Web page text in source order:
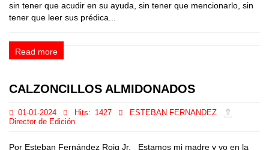
sin tener que acudir en su ayuda, sin tener que mencionarlo, sin
tener que leer sus prédica...
Read more
CALZONCILLOS ALMIDONADOS
01-01-2024 Hits: 1427
ESTEBAN FERNANDEZ
Director de Edición
Por Esteban Fernández Roig Jr. Estamos mi madre y yo en la